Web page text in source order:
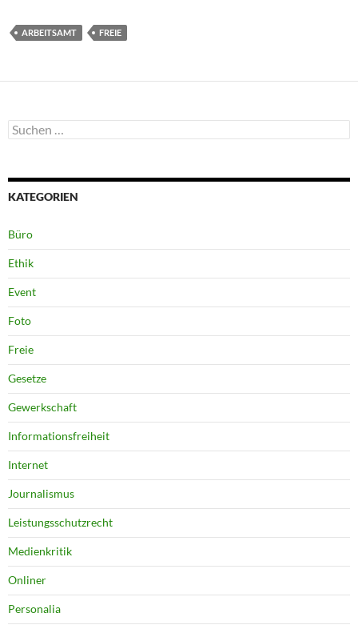
ARBEITSAMT FREIE
Suchen
nach:
KATEGORIEN
Büro
Ethik
Event
Foto
Freie
Gesetze
Gewerkschaft
Informationsfreiheit
Internet
Journalismus
Leistungsschutzrecht
Medienkritik
Onliner
Personalia